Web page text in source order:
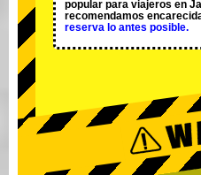
popular para viajeros en
recomendamos
reserva lo antes posible.